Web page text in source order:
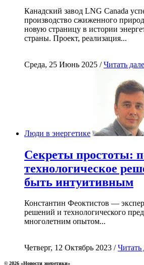
Канадский завод LNG Canada
производство сжиженного
новую страницу в истории
страны. Проект, реализация...
Среда, 25 Июнь 2025 /Читать
Люди в энергетике
Секреты простоты:
технологическое
быть интуитивным
Константин Феоктистов —
решений и технологического
многолетним опытом...
Четверг, 12 Октябрь 2023 /Читать
© 2026 «Новости энеретики»